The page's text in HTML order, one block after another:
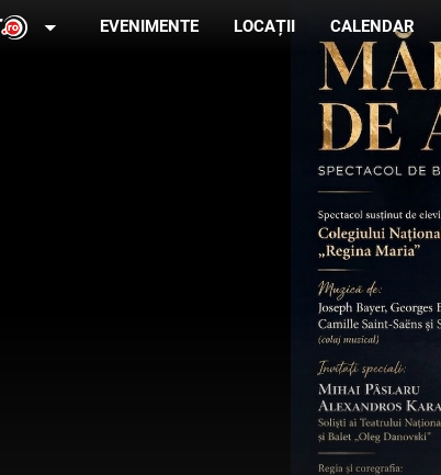
arrow_drop_down EVENIMENTE LOCAȚII CALENDAR